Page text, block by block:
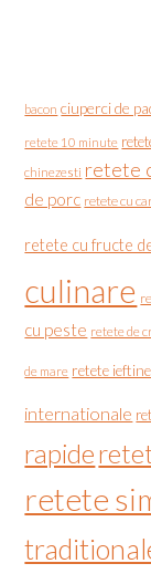
bacon ciuperci de
retete 10 minute
chinezesti retete
de porc retete cu
retete cu fructe
culinare
cu peste retete de
de mare retete ieftine
internationale
rapide
retete